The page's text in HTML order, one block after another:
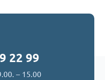
22 99
– 15.00